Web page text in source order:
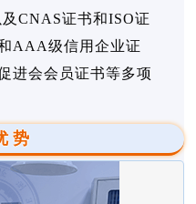
CNAS证书和ISO证
AAA级信用企业证
进会会员证书等多项
势